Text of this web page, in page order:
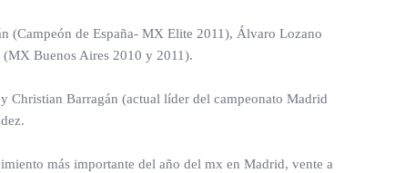
(Campeón de España- MX Elite 2011), Álvaro Lozano
Buenos Aires 2010 y 2011).
Christian Barragán (actual líder del campeonato Madrid
más importante del año del mx en Madrid, vente a